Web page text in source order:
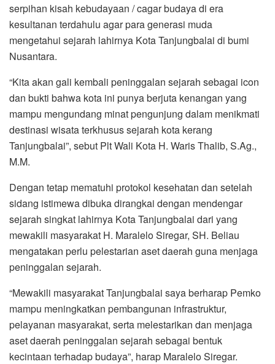
serpihan kisah kebudayaan / cagar budaya di era
kesultanan terdahulu agar para generasi muda
mengetahui sejarah lahirnya Kota Tanjungbalai di bumi
Nusantara.
“Kita akan gali kembali peninggalan sejarah sebagai icon
dan bukti bahwa kota ini punya berjuta kenangan yang
mampu mengundang minat pengunjung dalam menikmati
destinasi wisata terkhusus sejarah kota kerang
Tanjungbalai”, sebut Plt Wali Kota H. Waris Thalib, S.Ag.,
M.M.
Dengan tetap mematuhi protokol kesehatan dan setelah
sidang istimewa dibuka dirangkai dengan mendengar
sejarah singkat lahirnya Kota Tanjungbalai dari yang
mewakili masyarakat H. Maralelo Siregar, SH. Beliau
mengatakan perlu pelestarian aset daerah guna menjaga
peninggalan sejarah.
“Mewakili masyarakat Tanjungbalai saya berharap Pemko
mampu meningkatkan pembangunan infrastruktur,
pelayanan masyarakat, serta melestarikan dan menjaga
aset daerah peninggalan sejarah sebagai bentuk
kecintaan terhadap budaya”, harap Maralelo Siregar.